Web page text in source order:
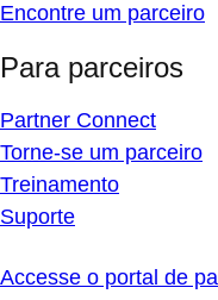
Encontre um parceiro
Para parceiros
Partner Connect
Torne-se um parceiro
Treinamento
Suporte
Accesse o portal de